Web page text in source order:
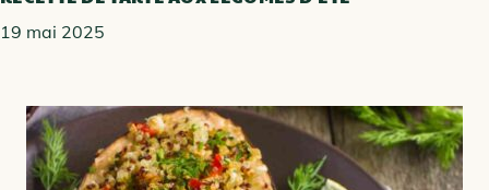
19 mai 2025